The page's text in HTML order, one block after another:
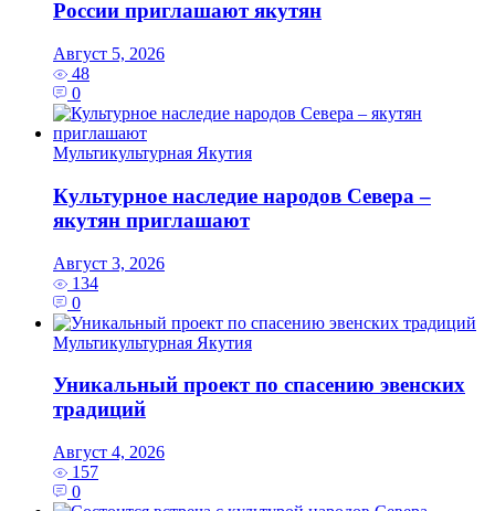
России приглашают якутян
Август 5, 2026
48
0
Мультикультурная Якутия
Культурное наследие народов Севера –
якутян приглашают
Август 3, 2026
134
0
Мультикультурная Якутия
Уникальный проект по спасению эвенских
традиций
Август 4, 2026
157
0